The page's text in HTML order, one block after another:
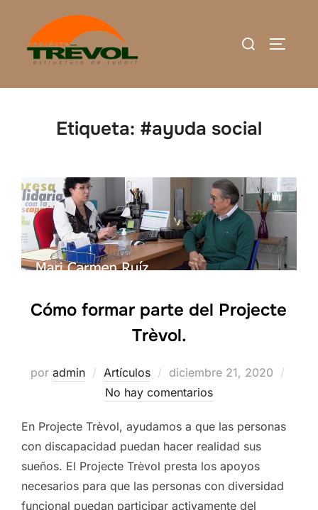
contenido
Buscar:
Etiqueta: #ayuda social
Cómo formar parte del Projecte
Trèvol.
por admin Artículos
Publicado
el
diciembre 21, 2020
No hay comentarios
En Projecte Trèvol, ayudamos a que las personas
con discapacidad puedan hacer realidad sus
sueños. El Projecte Trèvol presta los apoyos
necesarios para que las personas con diversidad
funcional puedan participar activamente del